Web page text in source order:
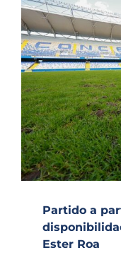
Partido a
Ester Roa